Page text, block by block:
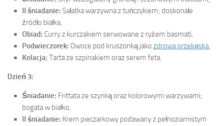
II śniadanie: Sałatka warzywna z tuńczykiem; doskonałe
źródło białka,
Obiad: Curry z kurczakiem serwowane z ryżem basmati,
Podwieczorek: Owoce pod kruszonką jako zdrowa przekąska,
Kolacja: Tarta ze szpinakiem oraz serem feta.
Dzień 3:
Śniadanie: Frittata ze szynką oraz kolorowymi warzywami;
bogata w białko,
II śniadanie: Krem pieczarkowy podawany z pełnoziarnistym